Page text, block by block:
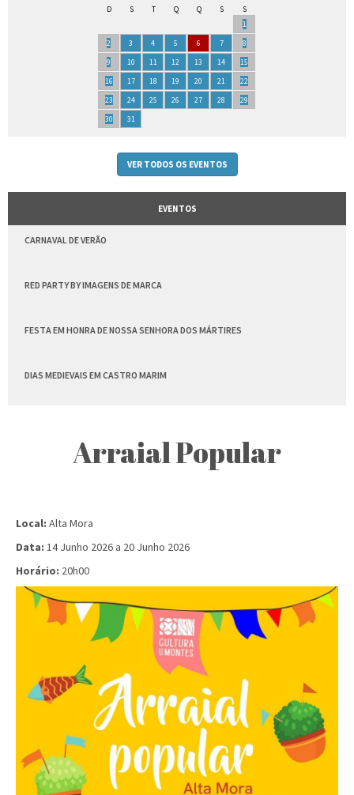
D S T Q Q S
S
1
2
3 4 5 6 7
8
9
10 11 12 13 14
15
16
17 18 19 20 21
22
23
24 25 26 27 28
29
30
31
VER TODOS OS EVENTOS
EVENTOS
CARNAVAL DE VERÃO
RED PARTY BY IMAGENS DE MARCA
FESTA EM HONRA DE NOSSA SENHORA DOS MÁRTIRES
DIAS MEDIEVAIS EM CASTRO MARIM
Arraial Popular
Local: Alta Mora
Data: 14 Junho 2026 a 20 Junho 2026
Horário: 20h00